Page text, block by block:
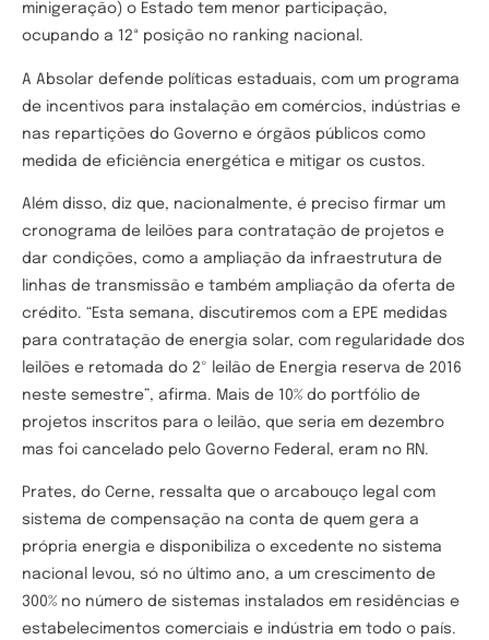
minigeração) o Estado tem menor participação,
ocupando a 12ª posição no ranking nacional.
A Absolar defende políticas estaduais, com um programa
de incentivos para instalação em comércios, indústrias e
nas repartições do Governo e órgãos públicos como
medida de eficiência energética e mitigar os custos.
Além disso, diz que, nacionalmente, é preciso firmar um
cronograma de leilões para contratação de projetos e
dar condições, como a ampliação da infraestrutura de
linhas de transmissão e também ampliação da oferta de
crédito. “Esta semana, discutiremos com a EPE medidas
para contratação de energia solar, com regularidade dos
leilões e retomada do 2º leilão de Energia reserva de 2016
neste semestre”, afirma. Mais de 10% do portfólio de
projetos inscritos para o leilão, que seria em dezembro
mas foi cancelado pelo Governo Federal, eram no RN.
Prates, do Cerne, ressalta que o arcabouço legal com
sistema de compensação na conta de quem gera a
própria energia e disponibiliza o excedente no sistema
nacional levou, só no último ano, a um crescimento de
300% no número de sistemas instalados em residências e
estabelecimentos comerciais e indústria em todo o país.